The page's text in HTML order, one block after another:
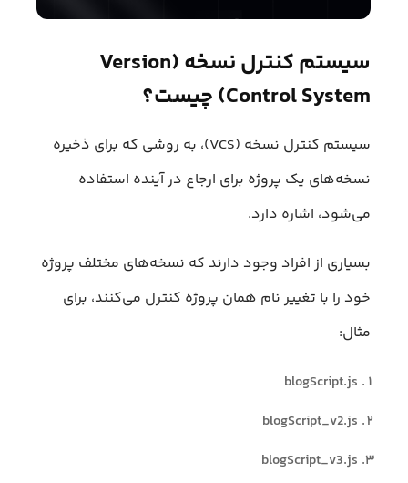
سیستم کنترل نسخه (Version
Control System) چیست؟
سیستم کنترل نسخه (VCS)، به روشی که برای ذخیره
نسخه‌های یک پروژه برای ارجاع در آینده استفاده
می‌شود، اشاره دارد.
بسیاری از افراد وجود دارند که نسخه‌های مختلف پروژه
خود را با تغییر نام همان پروژه کنترل می‌کنند، برای
مثال:
blogScript.js
blogScript_v2.js
blogScript_v3.js